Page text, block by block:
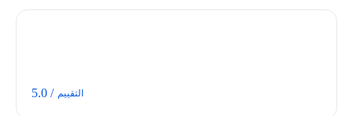
التقييم / 5.0